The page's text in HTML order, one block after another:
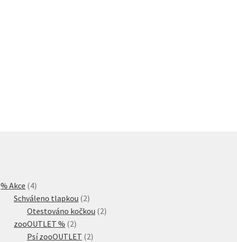
% Akce 44
produkty
Schváleno tlapkou 22
produkty
Otestováno kočkou 22
zooOUTLET % 22
produkty
Psí zooOUTLET 22